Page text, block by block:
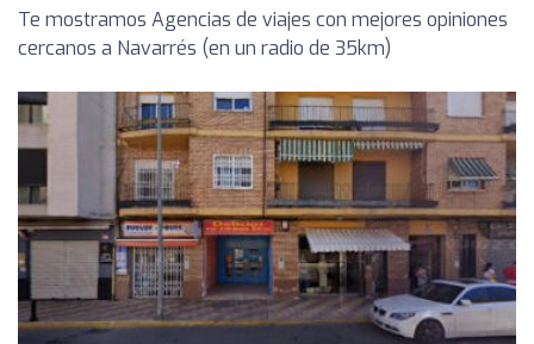
Te mostramos Agencias de viajes con mejores opiniones
cercanos a Navarrés (en un radio de 35km)